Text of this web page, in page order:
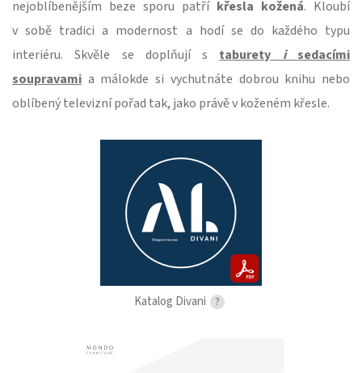
Katalog Divani ?
nejoblíbenějším beze sporu patří křesla kožená. Kloubí
v sobě tradici a modernost a hodí se do každého typu
interiéru. Skvěle se doplňují s taburety i
sedacími
soupravami a málokde si vychutnáte dobrou knihu nebo
oblíbený televizní pořad tak, jako právě v koženém křesle.